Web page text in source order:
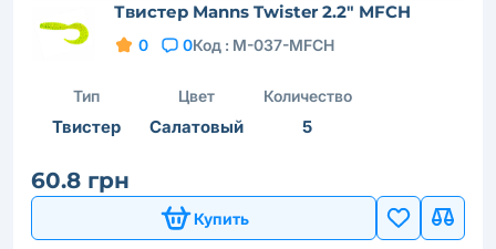
Твистер Manns Twister 2.2" MFCH
0 0Код : M-037-MFCH
Тип
Твистер
Цвет
Салатовый
Количество
5
60.8 грн
Купить